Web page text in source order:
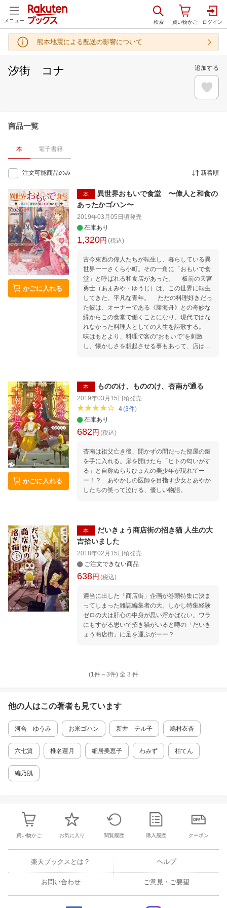
メニュー
熊本地震による配送の影響について
汐街 コナ 追加する
商品一覧
本 電子書籍
注文可能商品のみ 新着順
かごに入れる
本
異世界おもいで食堂 〜偉人と和食の
あったかゴハン〜
2019年03月05日頃発売
在庫あり
1,320円 (税込)
古今東西の偉人たちが転生し、暮らしている異
世界ーーさくら小町。その一角に「おもいで食
堂」と呼ばれる和食店があった。 板前の天宮
勇士（あまみや・ゆうじ）は、この世界に転生
してきた、平凡な青年。 ただの料理好きだっ
た彼は、オーナーである《勝海舟》との奇妙な
縁からこの食堂で働くことになり、現代ではな
れなかった料理人としての人生を謳歌する。
味はもとより、料理で客の“おもいで”を刺激
し、懐かしさを想起させる事もあって、店は
れてしまった何かを取り戻すきっかけを求め
て、今日も様々な人が店を訪れる。 今や勇士
とプライベートでも親しい《織田信長》に、常
連である《清少納言》が抱える秘密。そして勇
士の噂を聞きつけた旅の寿司職人《華屋与兵
衛》が勝負を挑んできて……。 「異世界×偉人
と偉人を巡るほっこりストーリー、ただいま開
店！
かごに入れる
本 もののけ、もののけ、杏南が通る
2019年03月15日頃発売
4(3件)
在庫あり
682円 (税込)
杏南は祖父亡き後、開かずの間だった部屋の鍵
を手に入れる。扉を開けたら「ヒトの匂いがす
る」と自称ぬらりひょんの美少年が現れてー
ー！？ あやかしの医師を目指す少女とあやか
したちの笑って泣ける、優しい物語。
本
だいきょう商店街の招き猫 人生の大
吉拾いました
2018年02月15日頃発売
ご注文できない商品
638円 (税込)
適当に出した「商店街」企画が巻頭特集に決ま
ってしまった雑誌編集者の大。しかし特集経験
ゼロの大は肝心の中身が思い浮かばない。ワラ
にもすがる思いで招き猫がいると噂の「だいき
ょう商店街」に足を運ぶがーー？
(1件～3件) 全 3 件
他の人はこの著者も見ています
河合 ゆうみ お米ゴハン 新井 テル子 鳩村衣杏
六七質 椎名蓮月 細居美恵子 わみず 柏てん
編乃肌
買い物かご お気に入り 閲覧履歴 購入履歴 クーポン
楽天ブックスとは？ ヘルプ
お問い合わせ ご意見・ご要望